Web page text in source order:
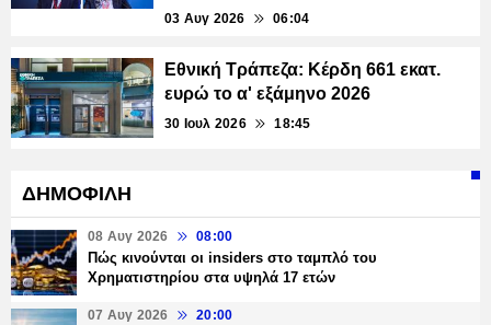
03 Αυγ 2026 06:04
Εθνική Τράπεζα: Κέρδη 661 εκατ.
ευρώ το α' εξάμηνο 2026
30 Ιουλ 2026 18:45
ΔΗΜΟΦΙΛΗ
08 Αυγ 2026 08:00
Πώς κινούνται οι insiders στο ταμπλό του
Χρηματιστηρίου στα υψηλά 17 ετών
07 Αυγ 2026 20:00